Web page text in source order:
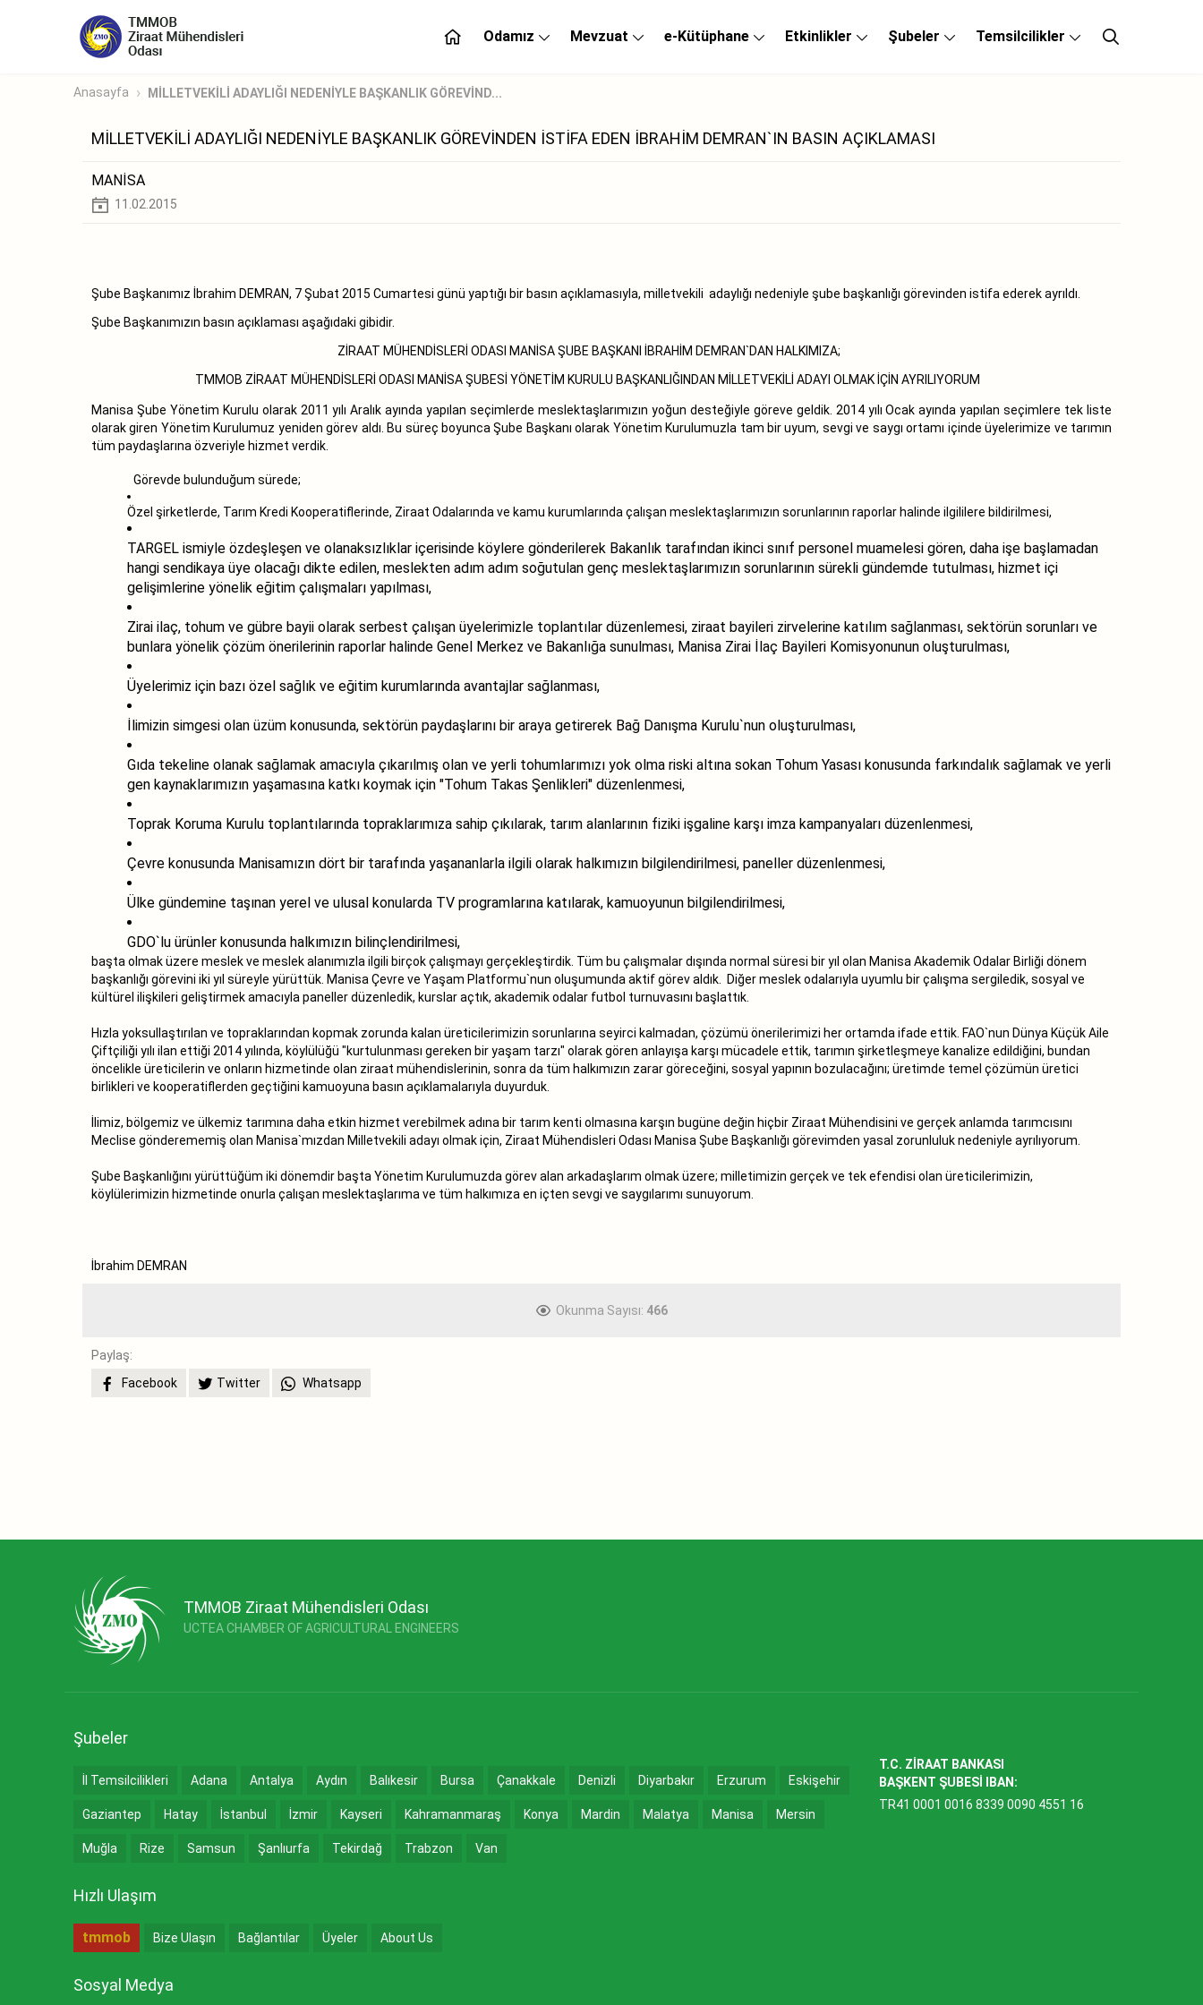
Odamız Mevzuat e-Kütüphane Etkinlikler Şubeler Temsilcilikler
Anasayfa MİLLETVEKİLİ ADAYLIĞI NEDENİYLE BAŞKANLIK GÖREVİND...
MİLLETVEKİLİ ADAYLIĞI NEDENİYLE BAŞKANLIK GÖREVİNDEN İSTİFA EDEN İBRAHİM DEMRAN`IN BASIN AÇIKLAMASI
MANİSA
11.02.2015
Şube Başkanımız İbrahim DEMRAN, 7 Şubat 2015 Cumartesi günü yaptığı bir basın açıklamasıyla, milletvekili adaylığı nedeniyle şube başkanlığı görevinden istifa ederek ayrıldı.
Şube Başkanımızın basın açıklaması aşağıdaki gibidir.
ZİRAAT MÜHENDİSLERİ ODASI MANİSA ŞUBE BAŞKANI İBRAHİM DEMRAN`DAN HALKIMIZA;
TMMOB ZİRAAT MÜHENDİSLERİ ODASI MANİSA ŞUBESİ YÖNETİM KURULU BAŞKANLIĞINDAN MİLLETVEKİLİ ADAYI OLMAK İÇİN AYRILIYORUM
Manisa Şube Yönetim Kurulu olarak 2011 yılı Aralık ayında yapılan seçimlerde meslektaşlarımızın yoğun desteğiyle göreve geldik. 2014 yılı Ocak ayında yapılan seçimlere tek liste
olarak giren Yönetim Kurulumuz yeniden görev aldı. Bu süreç boyunca Şube Başkanı olarak Yönetim Kurulumuzla tam bir uyum, sevgi ve saygı ortamı içinde üyelerimize ve tarımın
tüm paydaşlarına özveriyle hizmet verdik.
Görevde bulunduğum sürede;
Özel şirketlerde, Tarım Kredi Kooperatiflerinde, Ziraat Odalarında ve kamu kurumlarında çalışan meslektaşlarımızın sorunlarının raporlar halinde ilgililere bildirilmesi,
TARGEL ismiyle özdeşleşen ve olanaksızlıklar içerisinde köylere gönderilerek Bakanlık tarafından ikinci sınıf personel muamelesi gören, daha işe başlamadan
hangi sendikaya üye olacağı dikte edilen, meslekten adım adım soğutulan genç meslektaşlarımızın sorunlarının sürekli gündemde tutulması, hizmet içi
gelişimlerine yönelik eğitim çalışmaları yapılması,
Zirai ilaç, tohum ve gübre bayii olarak serbest çalışan üyelerimizle toplantılar düzenlemesi, ziraat bayileri zirvelerine katılım sağlanması, sektörün sorunları ve
bunlara yönelik çözüm önerilerinin raporlar halinde Genel Merkez ve Bakanlığa sunulması, Manisa Zirai İlaç Bayileri Komisyonunun oluşturulması,
Üyelerimiz için bazı özel sağlık ve eğitim kurumlarında avantajlar sağlanması,
İlimizin simgesi olan üzüm konusunda, sektörün paydaşlarını bir araya getirerek Bağ Danışma Kurulu`nun oluşturulması,
Gıda tekeline olanak sağlamak amacıyla çıkarılmış olan ve yerli tohumlarımızı yok olma riski altına sokan Tohum Yasası konusunda farkındalık sağlamak ve yerli
gen kaynaklarımızın yaşamasına katkı koymak için "Tohum Takas Şenlikleri" düzenlenmesi,
Toprak Koruma Kurulu toplantılarında topraklarımıza sahip çıkılarak, tarım alanlarının fiziki işgaline karşı imza kampanyaları düzenlenmesi,
Çevre konusunda Manisamızın dört bir tarafında yaşananlarla ilgili olarak halkımızın bilgilendirilmesi, paneller düzenlenmesi,
Ülke gündemine taşınan yerel ve ulusal konularda TV programlarına katılarak, kamuoyunun bilgilendirilmesi,
GDO`lu ürünler konusunda halkımızın bilinçlendirilmesi,
başta olmak üzere meslek ve meslek alanımızla ilgili birçok çalışmayı gerçekleştirdik. Tüm bu çalışmalar dışında normal süresi bir yıl olan Manisa Akademik Odalar Birliği dönem
başkanlığı görevini iki yıl süreyle yürüttük. Manisa Çevre ve Yaşam Platformu`nun oluşumunda aktif görev aldık. Diğer meslek odalarıyla uyumlu bir çalışma sergiledik, sosyal ve
kültürel ilişkileri geliştirmek amacıyla paneller düzenledik, kurslar açtık, akademik odalar futbol turnuvasını başlattık.
Hızla yoksullaştırılan ve topraklarından kopmak zorunda kalan üreticilerimizin sorunlarına seyirci kalmadan, çözümü önerilerimizi her ortamda ifade ettik. FAO`nun Dünya Küçük Aile
Çiftçiliği yılı ilan ettiği 2014 yılında, köylülüğü "kurtulunması gereken bir yaşam tarzı" olarak gören anlayışa karşı mücadele ettik, tarımın şirketleşmeye kanalize edildiğini, bundan
öncelikle üreticilerin ve onların hizmetinde olan ziraat mühendislerinin, sonra da tüm halkımızın zarar göreceğini, sosyal yapının bozulacağını; üretimde temel çözümün üretici
birlikleri ve kooperatiflerden geçtiğini kamuoyuna basın açıklamalarıyla duyurduk.
İlimiz, bölgemiz ve ülkemiz tarımına daha etkin hizmet verebilmek adına bir tarım kenti olmasına karşın bugüne değin hiçbir Ziraat Mühendisini ve gerçek anlamda tarımcısını
Meclise gönderememiş olan Manisa`mızdan Milletvekili adayı olmak için, Ziraat Mühendisleri Odası Manisa Şube Başkanlığı görevimden yasal zorunluluk nedeniyle ayrılıyorum.
Şube Başkanlığını yürüttüğüm iki dönemdir başta Yönetim Kurulumuzda görev alan arkadaşlarım olmak üzere; milletimizin gerçek ve tek efendisi olan üreticilerimizin,
köylülerimizin hizmetinde onurla çalışan meslektaşlarıma ve tüm halkımıza en içten sevgi ve saygılarımı sunuyorum.
İbrahim DEMRAN
Okunma Sayısı: 466
Paylaş:
Facebook
Twitter Whatsapp
TMMOB Ziraat Mühendisleri Odası
UCTEA CHAMBER OF AGRICULTURAL ENGINEERS
Şubeler
İl Temsilcilikleri Adana Antalya Aydın Balıkesir Bursa Çanakkale Denizli Diyarbakır Erzurum Eskişehir
Gaziantep Hatay İstanbul İzmir Kayseri Kahramanmaraş Konya Mardin Malatya Manisa Mersin
Muğla Rize Samsun Şanlıurfa Tekirdağ Trabzon Van
Hızlı Ulaşım
tmmob Bize Ulaşın Bağlantılar Üyeler About Us
Sosyal Medya
T.C. ZİRAAT BANKASI
BAŞKENT ŞUBESİ IBAN:
TR41 0001 0016 8339 0090 4551 16